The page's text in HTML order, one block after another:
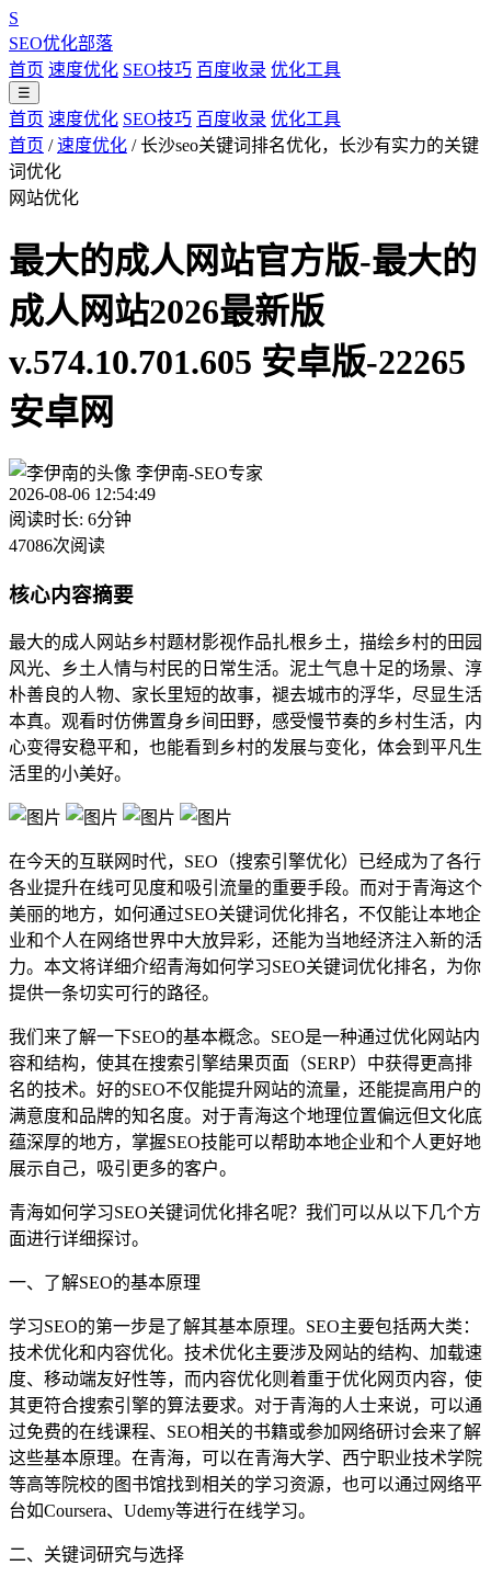
S
SEO优化部落
首页 速度优化 SEO技巧 百度收录 优化工具
☰
首页 速度优化 SEO技巧 百度收录 优化工具
首页 / 速度优化 / 长沙seo关键词排名优化，长沙有实力的关键
词优化
网站优化
最大的成人网站官方版-最大的
成人网站2026最新版
v.574.10.701.605 安卓版-22265
安卓网
李伊南-SEO专家
2026-08-06 12:54:49
阅读时长: 6分钟
47086次阅读
核心内容摘要
最大的成人网站乡村题材影视作品扎根乡土，描绘乡村的田园
风光、乡土人情与村民的日常生活。泥土气息十足的场景、淳
朴善良的人物、家长里短的故事，褪去城市的浮华，尽显生活
本真。观看时仿佛置身乡间田野，感受慢节奏的乡村生活，内
心变得安稳平和，也能看到乡村的发展与变化，体会到平凡生
活里的小美好。
在今天的互联网时代，SEO（搜索引擎优化）已经成为了各行
各业提升在线可见度和吸引流量的重要手段。而对于青海这个
美丽的地方，如何通过SEO关键词优化排名，不仅能让本地企
业和个人在网络世界中大放异彩，还能为当地经济注入新的活
力。本文将详细介绍青海如何学习SEO关键词优化排名，为你
提供一条切实可行的路径。
我们来了解一下SEO的基本概念。SEO是一种通过优化网站内
容和结构，使其在搜索引擎结果页面（SERP）中获得更高排
名的技术。好的SEO不仅能提升网站的流量，还能提高用户的
满意度和品牌的知名度。对于青海这个地理位置偏远但文化底
蕴深厚的地方，掌握SEO技能可以帮助本地企业和个人更好地
展示自己，吸引更多的客户。
青海如何学习SEO关键词优化排名呢？我们可以从以下几个方
面进行详细探讨。
一、了解SEO的基本原理
学习SEO的第一步是了解其基本原理。SEO主要包括两大类：
技术优化和内容优化。技术优化主要涉及网站的结构、加载速
度、移动端友好性等，而内容优化则着重于优化网页内容，使
其更符合搜索引擎的算法要求。对于青海的人士来说，可以通
过免费的在线课程、SEO相关的书籍或参加网络研讨会来了解
这些基本原理。在青海，可以在青海大学、西宁职业技术学院
等高等院校的图书馆找到相关的学习资源，也可以通过网络平
台如Coursera、Udemy等进行在线学习。
二、关键词研究与选择